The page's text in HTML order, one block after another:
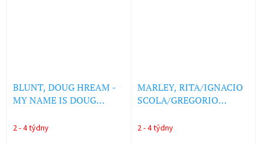
BLUNT, DOUG HREAM -
MY NAME IS DOUG
2 - 4 týdny
MARLEY, RITA/IGNACIO
SCOLA/GREGORIO
FOR TRIBUFFALOS (2LP)
2 - 4 týdny